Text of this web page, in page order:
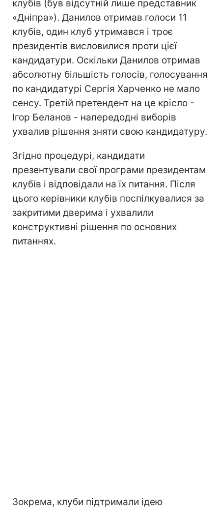
клубів (був відсутній лише представник
«Дніпра»). Данилов отримав голоси 11
клубів, один клуб утримався і троє
президентів висловилися проти цієї
кандидатури. Оскільки Данилов отримав
абсолютну більшість голосів, голосування
по кандидатурі Сергія Харченко не мало
сенсу. Третій претендент на це крісло -
Ігор Беланов - напередодні виборів
ухвалив рішення зняти свою кандидатуру.
Згідно процедурі, кандидати
презентували свої програми президентам
клубів і відповідали на їх питання. Після
цього керівники клубів поспілкувалися за
закритими дверима і ухвалили
конструктивні рішення по основних
питаннях.
Зокрема, клуби підтримали ідею